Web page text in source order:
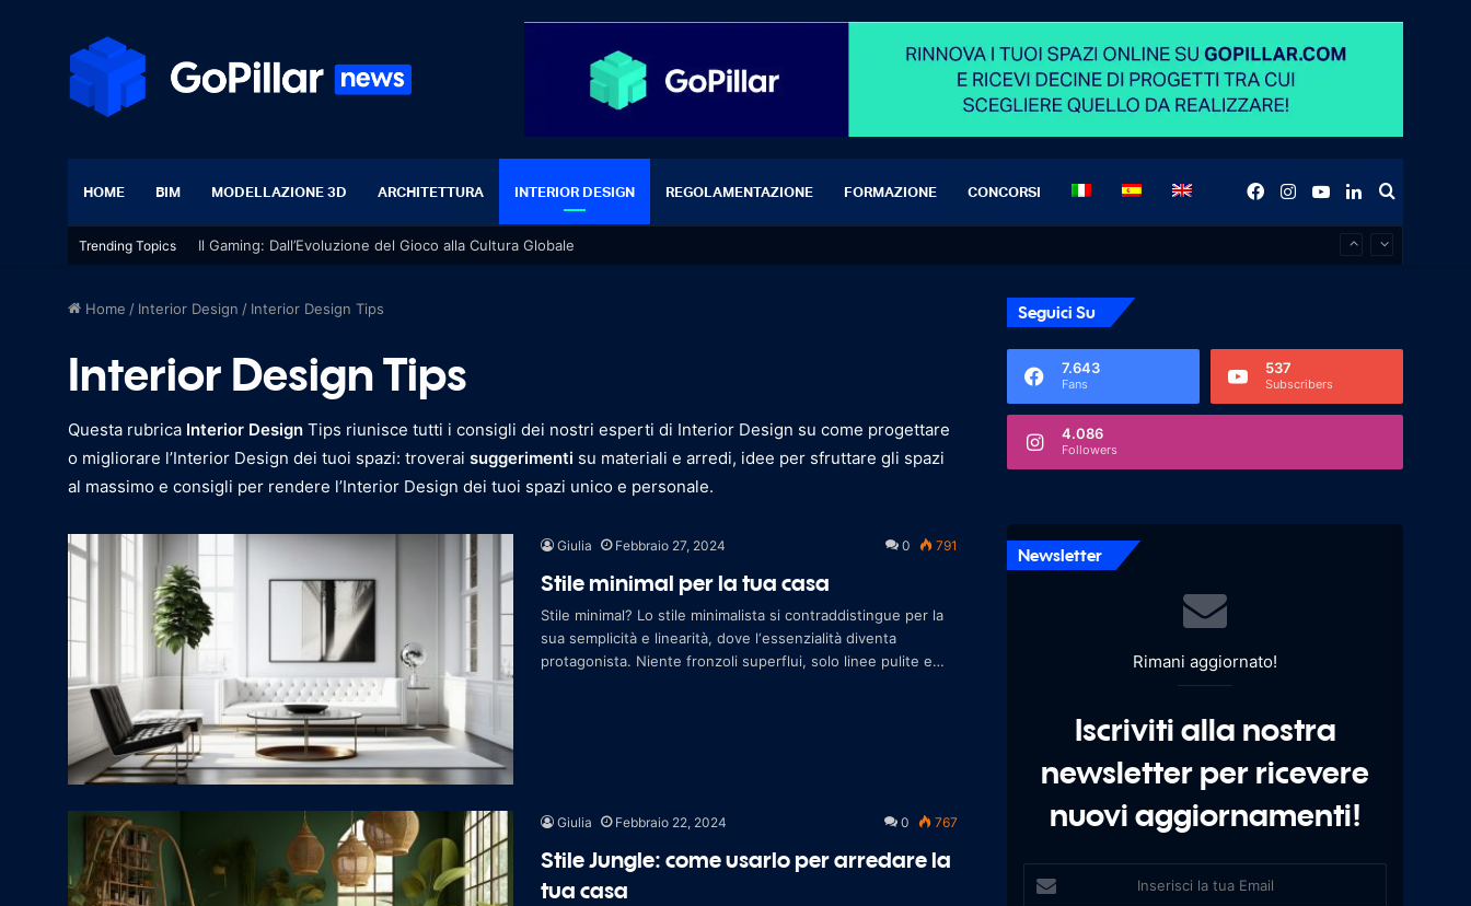
HOME BIM MODELLAZIONE 3D ARCHITETTURA INTERIOR DESIGN REGOLAMENTAZIONE FORMAZIONE CONCORSI Search
LinkedIn
YouTube
Instagram
Facebook
Trending Topics Il Gaming: Dall’Evoluzione del Gioco alla Cultura Globale
Home / Interior Design / Interior Design Tips
Interior Design Tips
Questa rubrica Interior Design Tips riunisce tutti i consigli dei nostri esperti di Interior Design su come progettare
o migliorare l’Interior Design dei tuoi spazi: troverai suggerimenti su materiali e arredi, idee per sfruttare gli spazi
al massimo e consigli per rendere l’Interior Design dei tuoi spazi unico e personale.
Giulia Febbraio 27, 2024 0 791
Stile minimal per la tua casa
Stile minimal? Lo stile minimalista si contraddistingue per la
sua semplicità e linearità, dove l‘essenzialità diventa
protagonista. Niente fronzoli superflui, solo linee pulite e
Giulia Febbraio 22, 2024 0 767
Stile Jungle: come usarlo per arredare la
tua casa
Seguici Su
7.643
Fans
537
Subscribers
4.086
Followers
Newsletter
Rimani aggiornato!
Iscriviti alla nostra
newsletter per ricevere
nuovi aggiornamenti!